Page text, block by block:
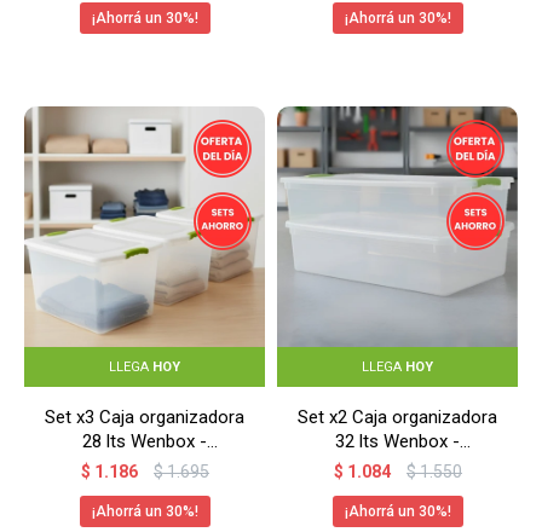
30 30
LLEGA HOY
Set x3 Caja organizadora
28 lts Wenbox -
TRANSPARENTE
$ 1.186 $1.695
30
LLEGA HOY
Set x2 Caja organizadora
32 lts Wenbox -
TRANSPARENTE
$ 1.084 $1.550
30